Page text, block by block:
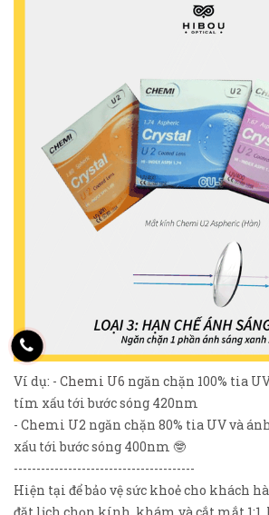
Ví dụ: - Chemi U6 ngăn chặn 100% tia
tím xấu tới bước sóng 420nm
- Chemi U2 ngăn chặn 80% tia UV và
xấu tới bước sóng 400nm 🤓
----------------------------------------
Hiện tại để bảo vệ sức khoẻ cho khách